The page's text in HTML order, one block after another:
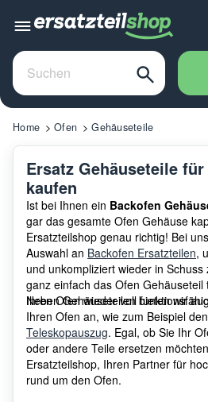
Home Ofen Gehäuseteile
Ersatz Gehäuseteile
kaufen
Ist bei Ihnen ein Backofen
gar das gesamte Ofen Gehäuse
Ersatzteilshop genau richtig! Bei
Auswahl an Backofen Ersatzteilen,
und unkompliziert wieder in
ganz einfach das Ofen
Ihren Ofen wieder voll
Neben Gehäuseteilen bieten wir
Ihren Ofen an, wie zum Beispiel
Teleskopauszug. Egal, ob Sie Ihr
oder andere Teile ersetzen
Ersatzteilshop, Ihren Partner für
rund um den Ofen.